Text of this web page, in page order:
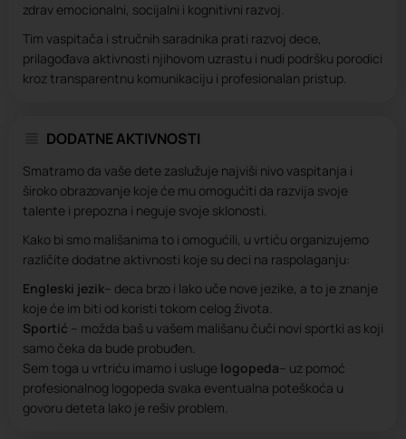
zdrav emocionalni, socijalni i kognitivni razvoj.
Tim vaspitača i stručnih saradnika prati razvoj dece,
prilagođava aktivnosti njihovom uzrastu i nudi podršku porodici
kroz transparentnu komunikaciju i profesionalan pristup.
DODATNE AKTIVNOSTI
Smatramo da vaše dete zaslužuje najviši nivo vaspitanja i
široko obrazovanje koje će mu omogućiti da razvija svoje
talente i prepozna i neguje svoje sklonosti.
Kako bi smo mališanima to i omogućili, u vrtiću organizujemo
različite dodatne aktivnosti koje su deci na raspolaganju:
Engleski jezik– deca brzo i lako uče nove jezike, a to je znanje
koje će im biti od koristi tokom celog života.
Sportić – možda baš u vašem mališanu čuči novi sportki as koji
samo čeka da bude probuđen.
Sem toga u vrtriću imamo i usluge logopeda– uz pomoć
profesionalnog logopeda svaka eventualna poteškoća u
govoru deteta lako je rešiv problem.